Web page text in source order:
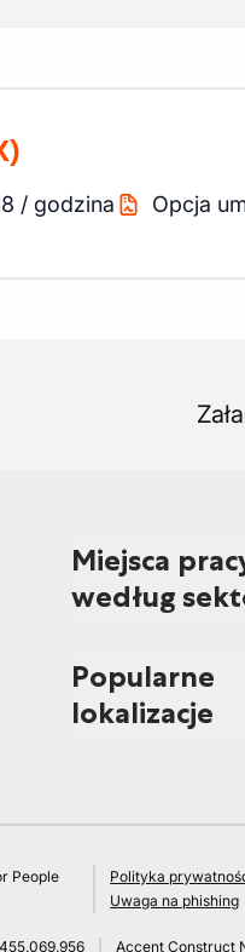
/ godzina Opcja
Miejsca
według
Popularne
lokalizacje
People
Polityka
Uwaga na phishing
Accent Construct